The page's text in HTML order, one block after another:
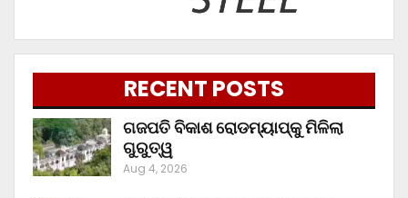
RECENT POSTS
ଗଜପତି ବିକାଶ ରୋଡମ୍ୟାପ୍‌କୁ ମିଳିଲା
ଗୁରୁତ୍ୱ
Aug 4, 2026